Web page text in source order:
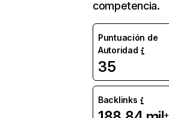
competencia.
Puntuación de
Autoridad
35
Backlinks